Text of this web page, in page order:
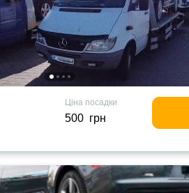
Ціна посадки
500 грн